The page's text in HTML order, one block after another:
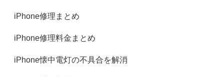
iPhone修理まとめ
iPhone修理料金まとめ
iPhone懐中電灯の不具合を解消